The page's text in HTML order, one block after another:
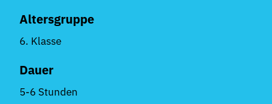
Altersgruppe
6. Klasse
Dauer
5-6 Stunden